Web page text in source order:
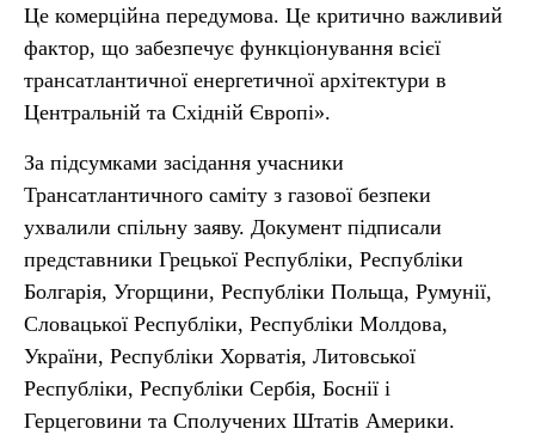
Це комерційна передумова. Це критично важливий
фактор, що забезпечує функціонування всієї
трансатлантичної енергетичної архітектури в
Центральній та Східній Європі».
За підсумками засідання учасники
Трансатлантичного саміту з газової безпеки
ухвалили спільну заяву. Документ підписали
представники Грецької Республіки, Республіки
Болгарія, Угорщини, Республіки Польща, Румунії,
Словацької Республіки, Республіки Молдова,
України, Республіки Хорватія, Литовської
Республіки, Республіки Сербія, Боснії і
Герцеговини та Сполучених Штатів Америки.